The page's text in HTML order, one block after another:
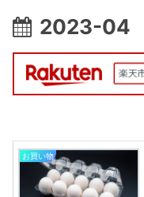
2023-04
お買い物